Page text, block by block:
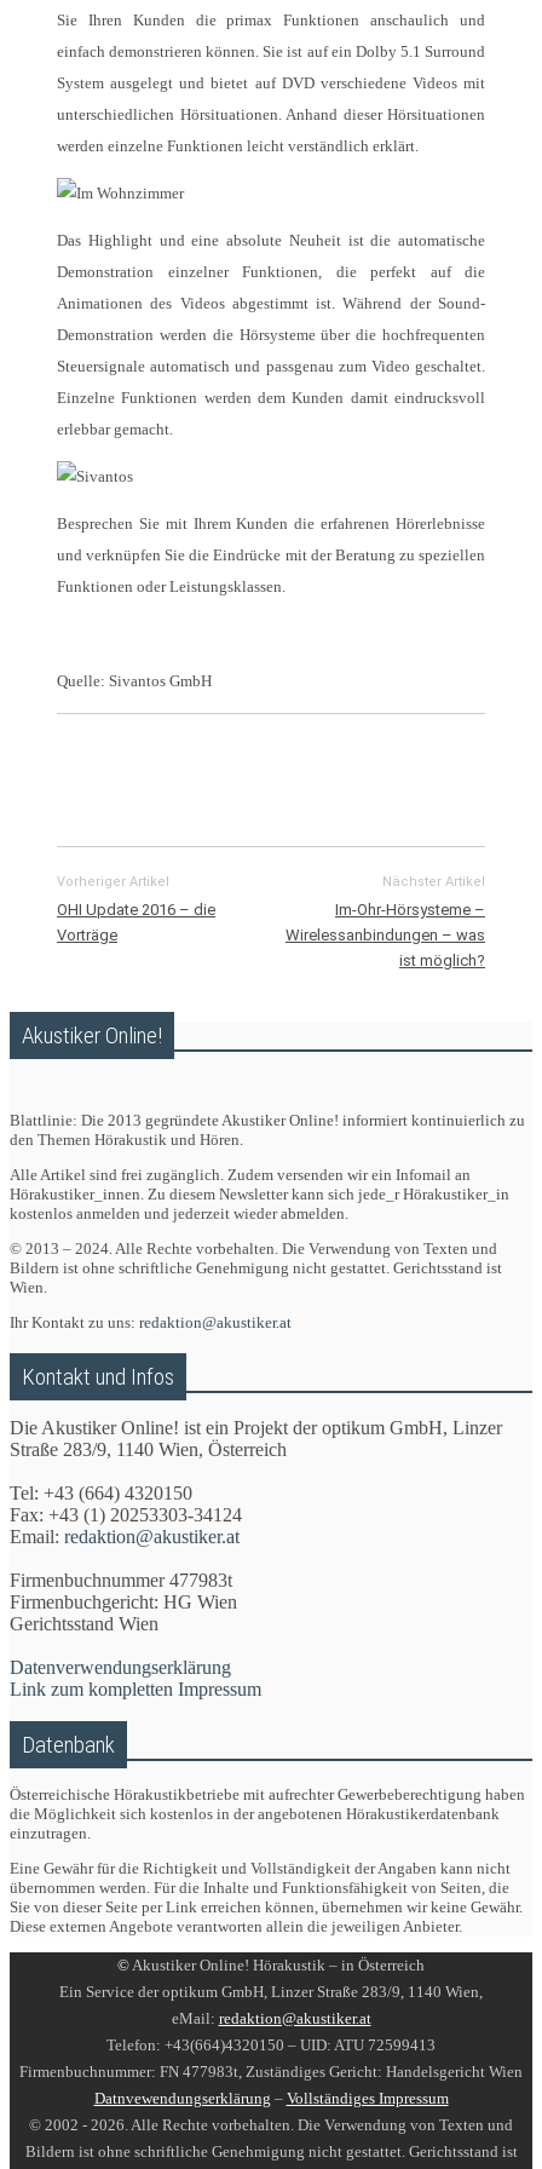
Sie Ihren Kunden die primax Funktionen anschaulich und
einfach demonstrieren können. Sie ist auf ein Dolby 5.1 Surround
System ausgelegt und bietet auf DVD verschiedene Videos mit
unterschiedlichen Hörsituationen. Anhand dieser Hörsituationen
werden einzelne Funktionen leicht verständlich erklärt.
Das Highlight und eine absolute Neuheit ist die automatische
Demonstration einzelner Funktionen, die perfekt auf die
Animationen des Videos abgestimmt ist. Während der Sound-
Demonstration werden die Hörsysteme über die hochfrequenten
Steuersignale automatisch und passgenau zum Video geschaltet.
Einzelne Funktionen werden dem Kunden damit eindrucksvoll
erlebbar gemacht.
Besprechen Sie mit Ihrem Kunden die erfahrenen Hörerlebnisse
und verknüpfen Sie die Eindrücke mit der Beratung zu speziellen
Funktionen oder Leistungsklassen.
Quelle: Sivantos GmbH
Vorheriger Artikel
OHI Update 2016 – die
Vorträge
Nächster Artikel
Im-Ohr-Hörsysteme –
Wirelessanbindungen – was
ist möglich?
Akustiker Online!
Blattlinie: Die 2013 gegründete Akustiker Online! informiert kontinuierlich zu
den Themen Hörakustik und Hören.
Alle Artikel sind frei zugänglich. Zudem versenden wir ein Infomail an
Hörakustiker_innen. Zu diesem Newsletter kann sich jede_r Hörakustiker_in
kostenlos anmelden und jederzeit wieder abmelden.
© 2013 – 2024. Alle Rechte vorbehalten. Die Verwendung von Texten und
Bildern ist ohne schriftliche Genehmigung nicht gestattet. Gerichtsstand ist
Wien.
Ihr Kontakt zu uns: redaktion@akustiker.at
Kontakt und Infos
Die Akustiker Online! ist ein Projekt der optikum GmbH, Linzer
Straße 283/9, 1140 Wien, Österreich
Tel: +43 (664) 4320150
Fax: +43 (1) 20253303-34124
Email: redaktion@akustiker.at
Firmenbuchnummer 477983t
Firmenbuchgericht: HG Wien
Gerichtsstand Wien
Datenverwendungserklärung
Link zum kompletten Impressum
Datenbank
Österreichische Hörakustikbetriebe mit aufrechter Gewerbeberechtigung haben
die Möglichkeit sich kostenlos in der angebotenen Hörakustikerdatenbank
einzutragen.
Eine Gewähr für die Richtigkeit und Vollständigkeit der Angaben kann nicht
übernommen werden. Für die Inhalte und Funktionsfähigkeit von Seiten, die
Sie von dieser Seite per Link erreichen können, übernehmen wir keine Gewähr.
Diese externen Angebote verantworten allein die jeweiligen Anbieter.
©Akustiker Online! Hörakustik – in Österreich
Ein Service der optikum GmbH, Linzer Straße 283/9, 1140 Wien,
eMail: redaktion@akustiker.at
Telefon: +43(664)4320150 – UID: ATU 72599413
Firmenbuchnummer: FN 477983t, Zuständiges Gericht: Handelsgericht Wien
Datnvewendungserklärung – Vollständiges Impressum
© 2002 - 2026. Alle Rechte vorbehalten. Die Verwendung von Texten und
Bildern ist ohne schriftliche Genehmigung nicht gestattet. Gerichtsstand ist